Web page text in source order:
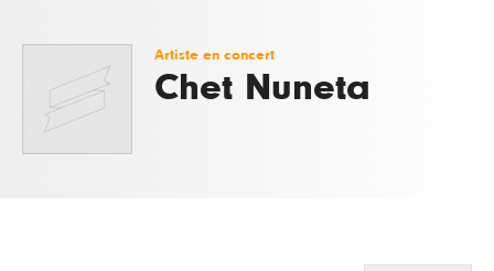
Artiste en concert
Chet Nuneta